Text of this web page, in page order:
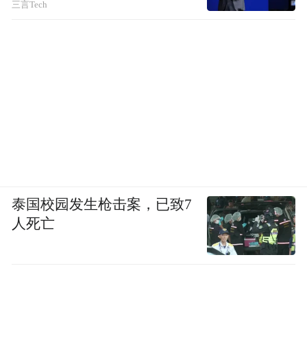
三言Tech
泰国校园发生枪击案，已致7
人死亡